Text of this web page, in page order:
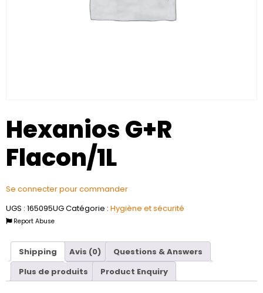
Hexanios G+R
Flacon/1L
Se connecter pour commander
UGS : 165095UGCatégorie : Hygiène et sécurité
Report Abuse
Shipping Avis (0)
Questions & Answers
Plus de produits
Product Enquiry